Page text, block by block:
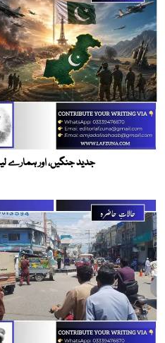
جدید جنگیں، اور ہمارے